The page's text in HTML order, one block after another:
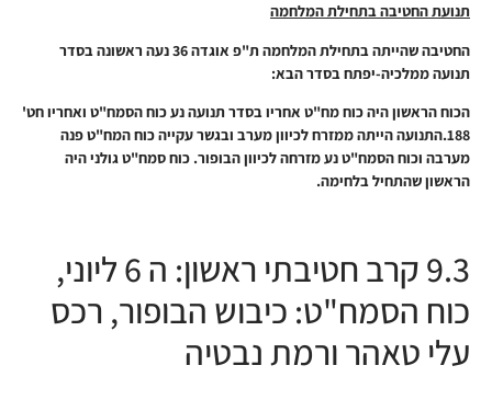
תנועת החטיבה בתחילת המלחמה
החטיבה שהייתה בתחילת המלחמה ת"פ אוגדה 36 נעה ראשונה בסדר
תנועה ממלכיה-יפתח בסדר הבא:
הכוח הראשון היה כוח מח"ט אחריו בסדר תנועה נע כוח הסמח"ט ואחריו חט'
188. התנועה הייתה ממזרח לכיוון מערב ובגשר עקייה כוח המח"ט פנה
מערבה וכוח הסמח"ט נע מזרחה לכיוון הבופור. כוח סמח"ט גולני היה
הראשון שהתחיל בלחימה.
9.3 קרב חטיבתי ראשון: ה 6 ליוני,
כוח הסמח"ט: כיבוש הבופור, רכס
עלי טאהר ורמת נבטיה